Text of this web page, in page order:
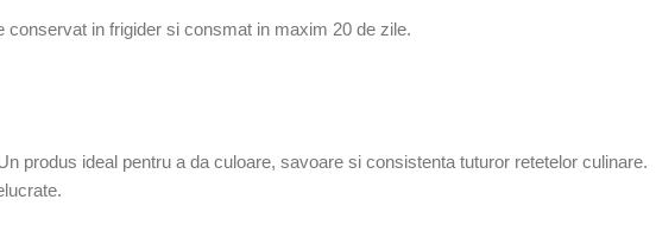
in frigider si consmat in maxim 20 de zile.
produs ideal pentru a da culoare, savoare si consistenta tuturor retetelor culinare.